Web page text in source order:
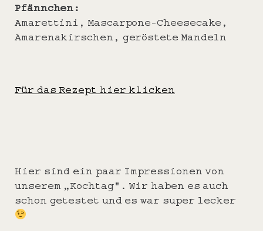
Pfännchen:
Amarettini, Mascarpone-Cheesecake,
Amarenakirschen, geröstete Mandeln
Für das Rezept hier klicken
Hier sind ein paar Impressionen von
unserem „Kochtag“. Wir haben es auch
schon getestet und es war super lecker